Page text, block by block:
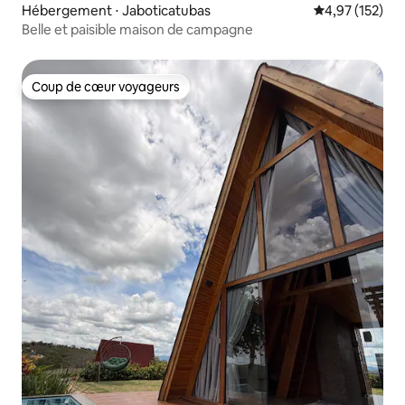
Hébergement ⋅ Jaboticatubas Évaluation
4,97 (152)
Belle et paisible maison de campagne
Coup de cœur voyageurs
Coup de cœur voyageurs